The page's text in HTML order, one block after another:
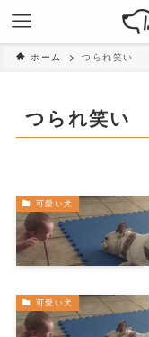
ホーム つられ笑い
つられ笑い
可愛い犬
可愛い犬